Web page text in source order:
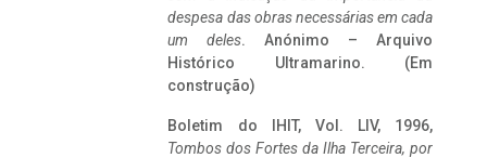
despesa das obras necessárias em cada
um deles. Anónimo – Arquivo
Histórico Ultramarino. (Em
construção)
Boletim do IHIT, Vol. LIV, 1996,
Tombos dos Fortes da Ilha Terceira, por